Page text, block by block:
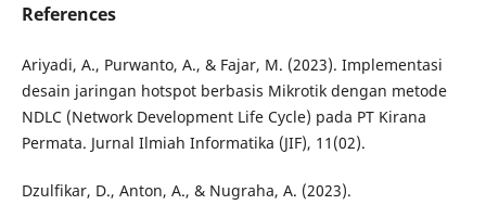
References
Ariyadi, A., Purwanto, A., & Fajar, M. (2023). Implementasi
desain jaringan hotspot berbasis Mikrotik dengan metode
NDLC (Network Development Life Cycle) pada PT Kirana
Permata. Jurnal Ilmiah Informatika (JIF), 11(02).
Dzulfikar, D., Anton, A., & Nugraha, A. (2023).